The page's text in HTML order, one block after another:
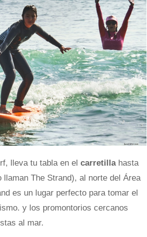
lleva tu tabla en el carretilla hasta
llaman The Strand), al norte del Área
es un lugar perfecto para tomar el
y los promontorios cercanos
al mar.